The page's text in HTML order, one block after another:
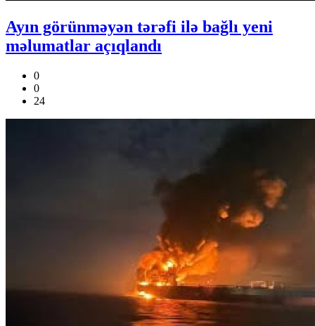
Ayın görünməyən tərəfi ilə bağlı yeni
məlumatlar açıqlandı
0
0
24